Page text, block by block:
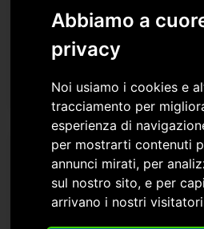
Abbiamo a
privacy
Noi usiamo i cookies e
tracciamento per
esperienza di
per mostrarti contenuti
annunci mirati, per
sul nostro sito, e per
arrivano i nostri
Dichiarazione del Presidente
Massimo Paniccia